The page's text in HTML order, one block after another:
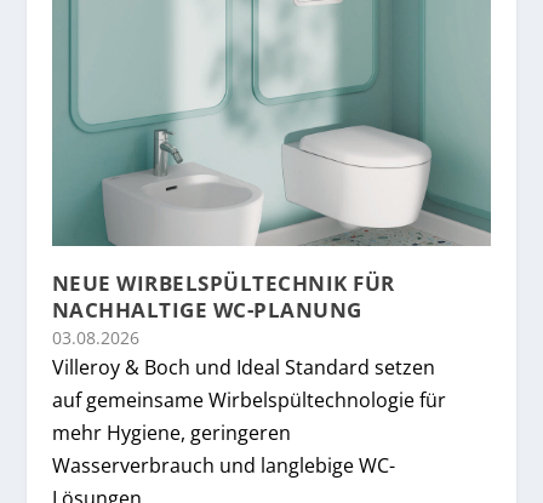
NEUE WIRBELSPÜLTECHNIK FÜR
NACHHALTIGE WC-PLANUNG
03.08.2026
Villeroy & Boch und Ideal Standard setzen
auf gemeinsame Wirbelspültechnologie für
mehr Hygiene, geringeren
Wasserverbrauch und langlebige WC-